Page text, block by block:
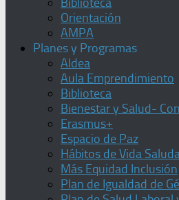
Orientación
AMPA
Planes y Programas
Aldea
Aula Emprendimiento
Biblioteca
Bienestar y Salud-
Erasmus+
Espacio de Paz
Hábitos de Vida
Más Equidad Inclusión
Plan de Igualdad de